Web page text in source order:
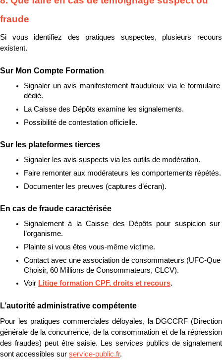
fraude
Si vous identifiez des pratiques suspectes, plusieurs recours
existent.
Sur Mon Compte Formation
Signaler un avis manifestement frauduleux via le formulaire
dédié.
La Caisse des Dépôts examine les signalements.
Possibilité de contestation officielle.
Sur les plateformes tierces
Signaler les avis suspects via les outils de modération.
Faire remonter aux modérateurs les comportements répétés.
Documenter les preuves (captures d’écran).
En cas de fraude caractérisée
Signalement à la Caisse des Dépôts pour suspicion sur
l’organisme.
Plainte si vous êtes vous-même victime.
Contact avec une association de consommateurs (UFC-Que
Choisir, 60 Millions de Consommateurs, CLCV).
Voir Litige formation CPF, droits et recours.
L’autorité administrative compétente
Pour les pratiques commerciales déloyales, la DGCCRF (Direction
générale de la concurrence, de la consommation et de la répression
des fraudes) peut être saisie. Les services publics de signalement
sont accessibles sur service-public.fr.